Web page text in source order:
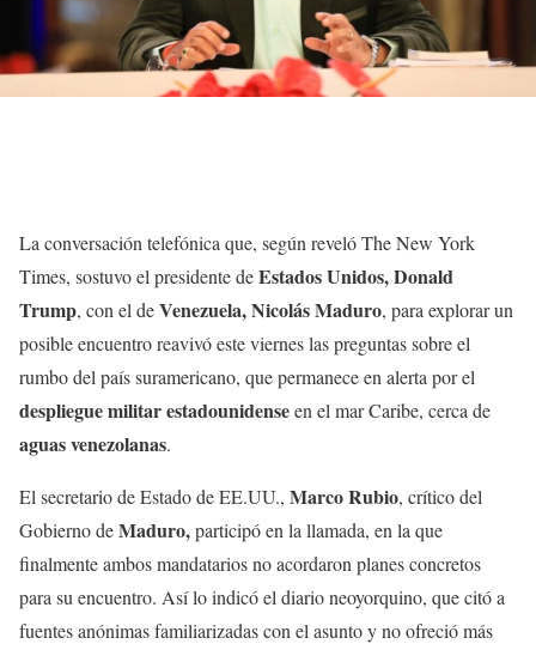
La conversación telefónica que, según reveló The New York
Times, sostuvo el presidente deEstados Unidos, Donald
Trump, con el deVenezuela, Nicolás Maduro, para explorar un
posible encuentro reavivó este viernes las preguntas sobre el
rumbo del país suramericano, que permanece en alerta por el
despliegue militar estadounidenseen el mar Caribe, cerca de
aguas venezolanas.
El secretario de Estado de EE.UU., Marco Rubio, crítico del
Gobierno deMaduro,participó en la llamada, en la que
finalmente ambos mandatarios no acordaron planes concretos
para su encuentro. Así lo indicó el diario neoyorquino, que citó a
fuentes anónimas familiarizadas con el asunto y no ofreció más